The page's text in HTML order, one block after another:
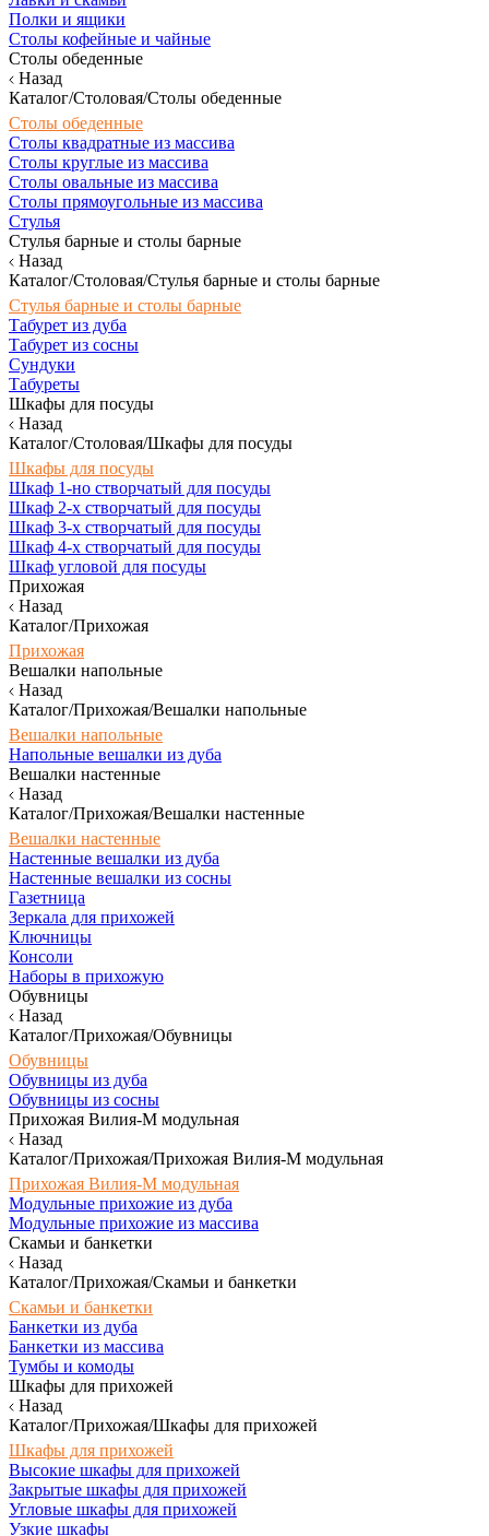
Полки и ящики
Столы кофейные и чайные
Столы обеденные
Назад
Каталог/Столовая/Столы обеденные
Столы обеденные
Столы квадратные из массива
Столы круглые из массива
Столы овальные из массива
Столы прямоугольные из массива
Стулья
Стулья барные и столы барные
Назад
Каталог/Столовая/Стулья барные и столы барные
Стулья барные и столы барные
Табурет из дуба
Табурет из сосны
Сундуки
Табуреты
Шкафы для посуды
Назад
Каталог/Столовая/Шкафы для посуды
Шкафы для посуды
Шкаф 1-но створчатый для посуды
Шкаф 2-х створчатый для посуды
Шкаф 3-х створчатый для посуды
Шкаф 4-х створчатый для посуды
Шкаф угловой для посуды
Прихожая
Назад
Каталог/Прихожая
Прихожая
Вешалки напольные
Назад
Каталог/Прихожая/Вешалки напольные
Вешалки напольные
Напольные вешалки из дуба
Вешалки настенные
Назад
Каталог/Прихожая/Вешалки настенные
Вешалки настенные
Настенные вешалки из дуба
Настенные вешалки из сосны
Газетница
Зеркала для прихожей
Ключницы
Консоли
Наборы в прихожую
Обувницы
Назад
Каталог/Прихожая/Обувницы
Обувницы
Обувницы из дуба
Обувницы из сосны
Прихожая Вилия-М модульная
Назад
Каталог/Прихожая/Прихожая Вилия-М модульная
Прихожая Вилия-М модульная
Модульные прихожие из дуба
Модульные прихожие из массива
Скамьи и банкетки
Назад
Каталог/Прихожая/Скамьи и банкетки
Скамьи и банкетки
Банкетки из дуба
Банкетки из массива
Тумбы и комоды
Шкафы для прихожей
Назад
Каталог/Прихожая/Шкафы для прихожей
Шкафы для прихожей
Высокие шкафы для прихожей
Закрытые шкафы для прихожей
Угловые шкафы для прихожей
Узкие шкафы